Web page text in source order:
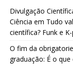
Divulgação
Ciência em Tudo
científica? Funk e
O fim da
graduação: É o